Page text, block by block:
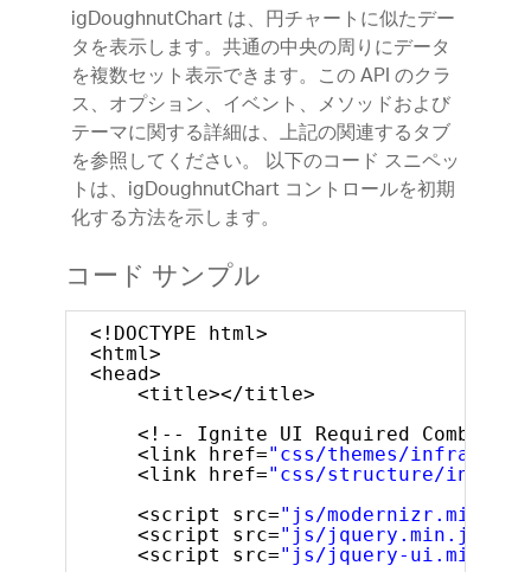
igDoughnutChart は、円チャートに似たデー
タを表示します。共通の中央の周りにデータ
を複数セット表示できます。この API のクラ
ス、オプション、イベント、メソッドおよび
テーマに関する詳細は、上記の関連するタブ
を参照してください。 以下のコード スニペッ
トは、igDoughnutChart コントロールを初期
化する方法を示します。
コード サンプル
<!DOCTYPE html>
<html>
<head>
<title></title>
<!-- Ignite UI Required Combined
<link href="css/themes/
<link href="css/structure/
<script src="js/modernizr.min.js"
<script src="js/jquery.min.js"
<script src="js/jquery-ui.min.js"